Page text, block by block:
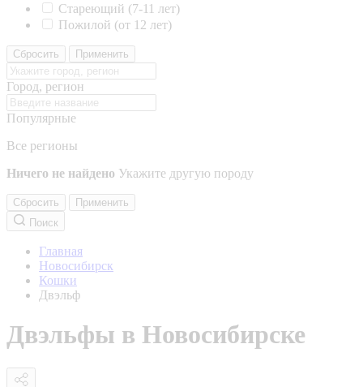
Стареющий (7-11 лет)
Пожилой (от 12 лет)
Сбросить Применить
Город, регион
Популярные
Все регионы
Ничего не найдено Укажите другую породу
Сбросить
Применить
Поиск
Главная
Новосибирск
Кошки
Двэльф
Двэльфы в Новосибирске